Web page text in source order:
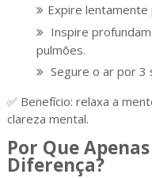
Expire
Inspire
pulmões.
Segure o ar por 3
✅ Benefício: relaxa a
clareza mental.
Por Que
Diferença?